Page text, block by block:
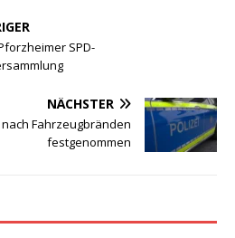
SPD-
NÄCHSTER
Fahrzeugbränden
festgenommen